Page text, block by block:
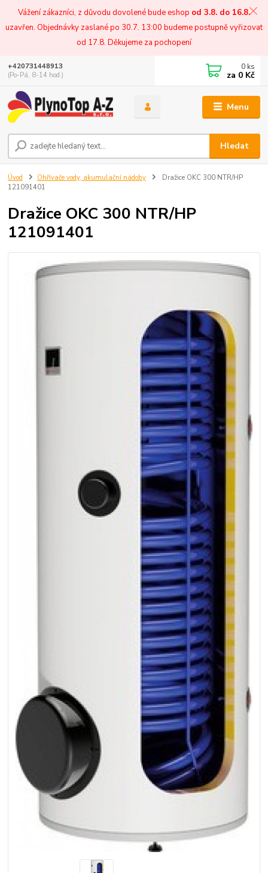
Vážení zákazníci, z důvodu dovolené bude eshop od 3.8. do 16.8.
uzavřen. Objednávky zaslané po 30.7. 13:00 budeme postupně vyřizovat
od 17.8. Děkujeme za pochopení
Menu
Hledat
+420731448913
(Po-Pá, 8-14 hod.)
0 ks
za 0 Kč
Úvod Ohřívače vody, akumulační nádoby
Dražice OKC 300 NTR/HP
121091401
Dražice OKC 300 NTR/HP
121091401